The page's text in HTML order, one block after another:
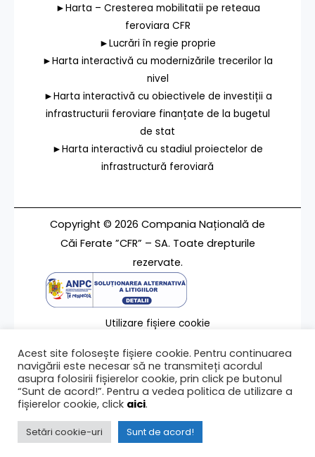
►Harta – Cresterea mobilitatii pe reteaua
feroviara CFR
►Lucrări în regie proprie
►Harta interactivă cu modernizările trecerilor la
nivel
►Harta interactivă cu obiectivele de investiții a
infrastructurii feroviare finanțate de la bugetul
de stat
►Harta interactivă cu stadiul proiectelor de
infrastructură feroviară
Copyright © 2026 Compania Națională de
Căi Ferate ”CFR” – SA. Toate drepturile
rezervate.
Utilizare fișiere cookie
Contact
Ultima modificare a paginii 12/11/2019
Acest site folosește fișiere cookie. Pentru continuarea
navigării este necesar să ne transmiteți acordul
asupra folosirii fișierelor cookie, prin click pe butonul
“Sunt de acord!”. Pentru a vedea politica de utilizare a
fișierelor cookie, click aici.
Setări cookie-uri Sunt de acord!